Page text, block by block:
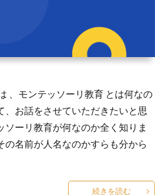
、モンテッソーリ教育 とは何なの
、お話をさせていただきたいと思
ーリ教育が何なのか全く知りま
名前が人名なのかすらも分から
続きを読む